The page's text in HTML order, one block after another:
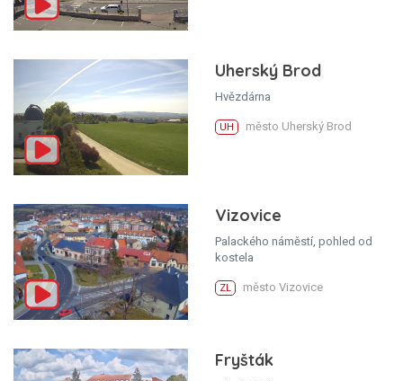
Uherský Brod
Hvězdárna
UH město Uherský Brod
Vizovice
Palackého náměstí, pohled od
kostela
ZL město Vizovice
Fryšták